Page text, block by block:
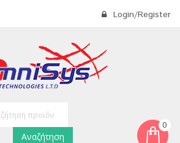
Login/Register
0
Αναζήτηση